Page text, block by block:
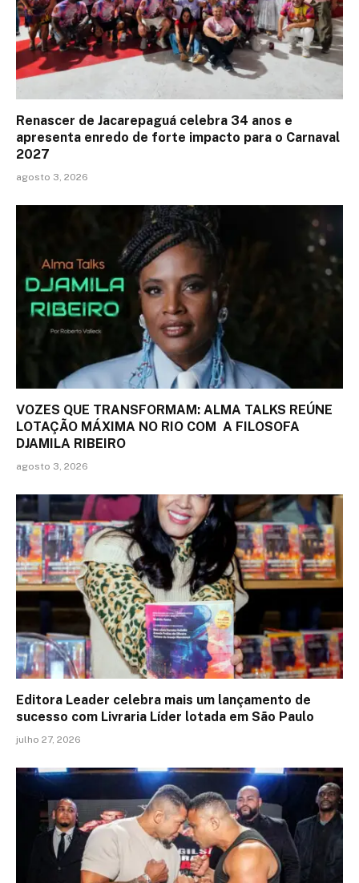
Renascer de Jacarepaguá celebra 34 anos e
apresenta enredo de forte impacto para o Carnaval
2027
agosto 3, 2026
VOZES QUE TRANSFORMAM: ALMA TALKS REÚNE
LOTAÇÃO MÁXIMA NO RIO COM A FILOSOFA
DJAMILA RIBEIRO
agosto 3, 2026
Editora Leader celebra mais um lançamento de
sucesso com Livraria Líder lotada em São Paulo
julho 27, 2026